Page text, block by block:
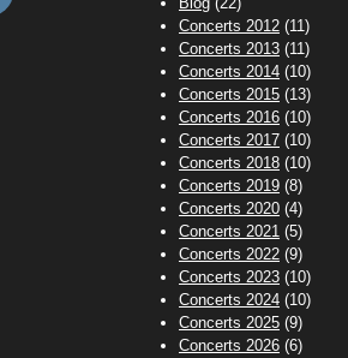
Concerts 2012(11)
Concerts 2013(11)
Concerts 2014(10)
Concerts 2015(13)
Concerts 2016(10)
Concerts 2017(10)
Concerts 2018(10)
Concerts 2019(8)
Concerts 2020(4)
Concerts 2021(5)
Concerts 2022(9)
Concerts 2023(10)
Concerts 2024(10)
Concerts 2025(9)
Concerts 2026(6)